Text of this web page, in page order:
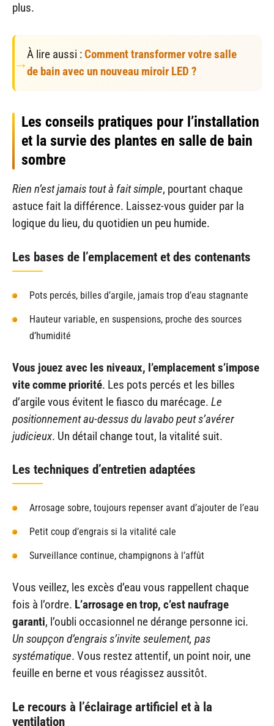
plus.
À lire aussi :Comment transformer votre salle
de bain avec un nouveau miroir LED ?
Les conseils pratiques pour l’installation
et la survie des plantes en salle de bain
sombre
Rien n’est jamais tout à fait simple, pourtant chaque
astuce fait la différence. Laissez-vous guider par la
logique du lieu, du quotidien un peu humide.
Les bases de l’emplacement et des contenants
Pots percés, billes d’argile, jamais trop d’eau stagnante
Hauteur variable, en suspensions, proche des sources
d’humidité
Vous jouez avec les niveaux, l’emplacement s’impose
vite comme priorité. Les pots percés et les billes
d’argile vous évitent le fiasco du marécage. Le
positionnement au-dessus du lavabo peut s’avérer
judicieux. Un détail change tout, la vitalité suit.
Les techniques d’entretien adaptées
Arrosage sobre, toujours repenser avant d’ajouter de l’eau
Petit coup d’engrais si la vitalité cale
Surveillance continue, champignons à l’affût
Vous veillez, les excès d’eau vous rappellent chaque
fois à l’ordre. L’arrosage en trop, c’est naufrage
garanti, l’oubli occasionnel ne dérange personne ici.
Un soupçon d’engrais s’invite seulement, pas
systématique. Vous restez attentif, un point noir, une
feuille en berne et vous réagissez aussitôt.
Le recours à l’éclairage artificiel et à la
ventilation